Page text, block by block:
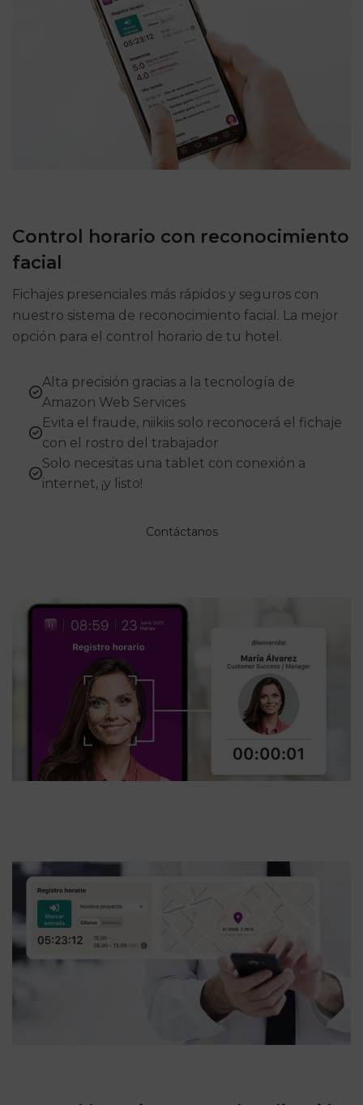
Control horario con reconocimiento
facial
Fichajes presenciales más rápidos y seguros con
nuestro sistema de reconocimiento facial. La mejor
opción para el control horario de tu hotel.
Alta precisión​ gracias a la tecnología de
Amazon Web Services
Evita el fraude​, niikiis solo reconocerá el fichaje
con el rostro del trabajador
Solo necesitas una tablet con conexión a
internet, ¡y listo!
Contáctanos